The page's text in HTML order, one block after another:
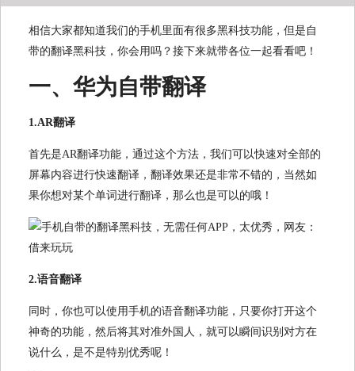
相信大家都知道我们的手机里面有很多黑科技功能，但是自
带的翻译黑科技，你会用吗？接下来就带各位一起看看吧！
一、华为自带翻译
1.AR翻译
首先是AR翻译功能，通过这个方法，我们可以快速对全部的
屏幕内容进行快速翻译，翻译效果还是非常不错的，当然如
果你想对某个单词进行翻译，那么也是可以的哦！
2.语音翻译
同时，你也可以使用手机的语音翻译功能，只要你打开这个
神奇的功能，然后将其对准外国人，就可以瞬间识别对方在
说什么，是不是特别优秀呢！